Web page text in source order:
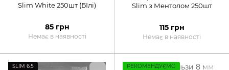
Slim White 250шт (БІлі)
85 грн
Немає в наявності
Slim з Ментолом 250шт
115 грн
Немає в наявності
SLIM 6.5 РЕКОМЕНДУЄМО